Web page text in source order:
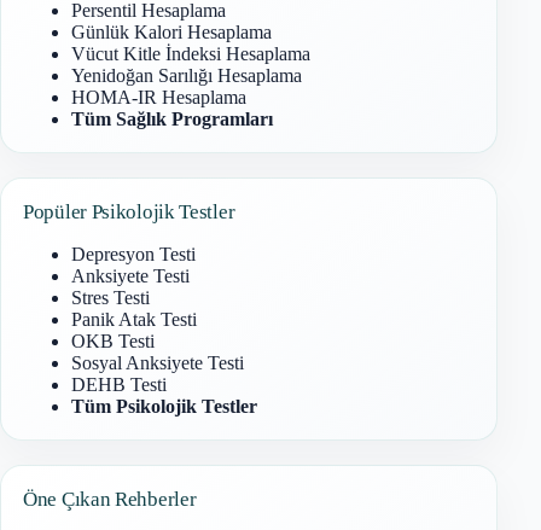
Persentil Hesaplama
Günlük Kalori Hesaplama
Vücut Kitle İndeksi Hesaplama
Yenidoğan Sarılığı Hesaplama
HOMA-IR Hesaplama
Tüm Sağlık Programları
Popüler Psikolojik Testler
Depresyon Testi
Anksiyete Testi
Stres Testi
Panik Atak Testi
OKB Testi
Sosyal Anksiyete Testi
DEHB Testi
Tüm Psikolojik Testler
Öne Çıkan Rehberler